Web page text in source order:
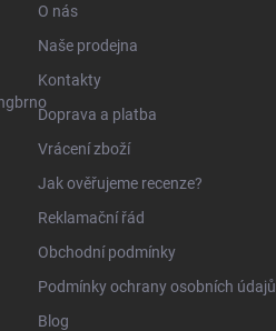
O nás
Naše prodejna
Kontakty
Doprava a platba
Vrácení zboží
Jak ověřujeme recenze?
Reklamační řád
Obchodní podmínky
Podmínky ochrany osobních údajů
Blog